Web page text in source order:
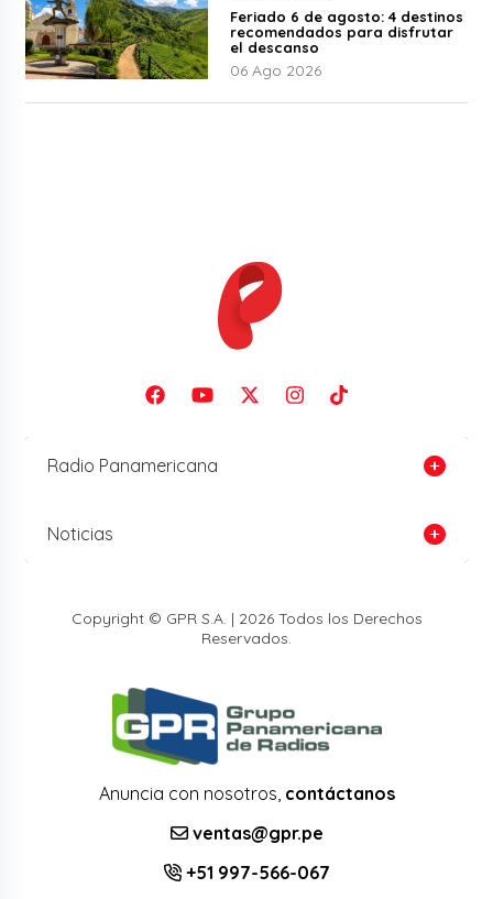
Feriado 6 de agosto: 4 destinos
recomendados para disfrutar
el descanso
06 Ago 2026
Radio Panamericana
Noticias
Copyright © GPR S.A. | 2026 Todos los Derechos
Reservados.
Anuncia con nosotros, contáctanos
ventas@gpr.pe
+51 997-566-067